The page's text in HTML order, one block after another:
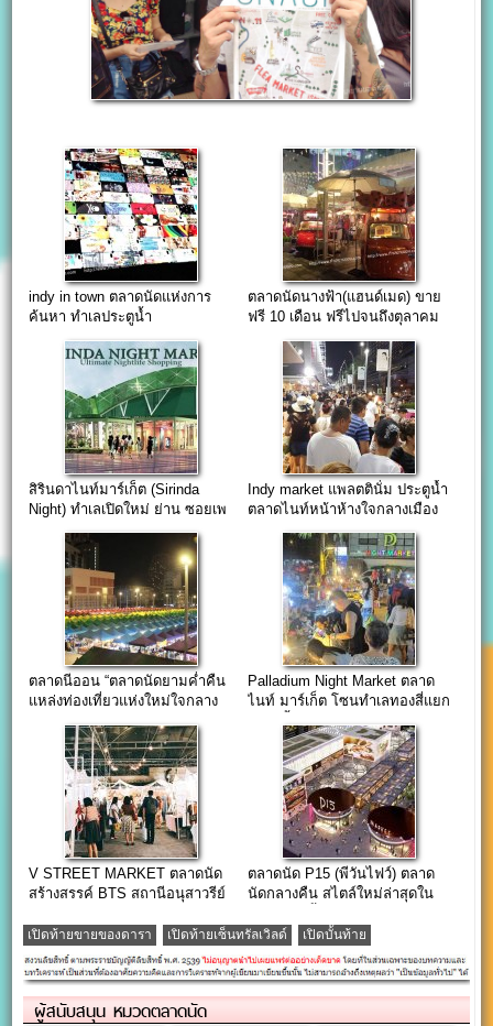
indy in town ตลาดนัดแห่งการ
ค้นหา ทำเลประตูน้ำ
ตลาดนัดนางฟ้า(แฮนด์เมด) ขาย
ฟรี 10 เดือน ฟรีไปจนถึงตุลาคม
สิรินดาไนท์มาร์เก็ต (Sirinda
Night) ทำเลเปิดใหม่ ย่าน ซอยเพ
Indy market แพลตตินั่ม ประตูน้ำ
ตลาดไนท์หน้าห้างใจกลางเมือง
ตลาดนีออน “ตลาดนัดยามค่ำคืน
แหล่งท่องเที่ยวแห่งใหม่ใจกลาง
Palladium Night Market ตลาด
ไนท์ มาร์เก็ต โซนทำเลทองสี่แยก
V STREET MARKET ตลาดนัด
สร้างสรรค์ BTS สถานีอนุสาวรีย์
ตลาดนัด P15 (พีวันไฟว์) ตลาด
นัดกลางคืน สไตล์ใหม่ล่าสุดใน
เปิดท้ายขายของดารา เปิดท้ายเซ็นทรัลเวิลด์ เปิดบั้นท้าย
ผู้สนับสนุน หมวดตลาดนัด